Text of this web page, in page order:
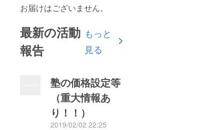
お届けはございません。
最新の活動
報告
もっと
見る
塾の価格設定等
（重大情報あ
り！！）
2019/02/02 22:25